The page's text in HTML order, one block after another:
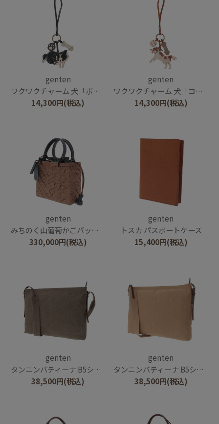
genten
ワクワクチャーム 犬「ボーダー・コリー」
14,300円(税込)
genten
ワクワクチャーム 犬「コーイケルホンディエ」
14,300円(税込)
genten
みちのく山葡萄かごバッグ 2026
330,000円(税込)
genten
トスカ パスポートケース
15,400円(税込)
genten
タンニンパティーナ B5ショルダーバッグ
38,500円(税込)
genten
タンニンパティーナ B5ショルダーバッグ
38,500円(税込)